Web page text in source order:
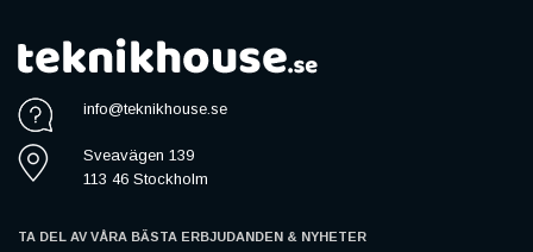
info@teknikhouse.se
Sveavägen 139
113 46 Stockholm
TA DEL AV VÅRA BÄSTA ERBJUDANDEN & NYHETER